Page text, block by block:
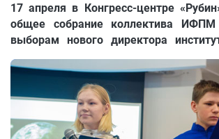
17 апреля в Конгресс-центре
общее собрание коллектива
выборам нового директора
результатам тайного
Евгений Колубаев.